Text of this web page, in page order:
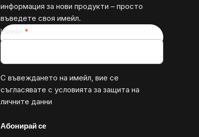
информация за нови продукти – просто
въведете своя имейл.
Имейл
С въвеждането на имейл, вие се
съгласявате с условията за защита на
личните данни
Абонирай се